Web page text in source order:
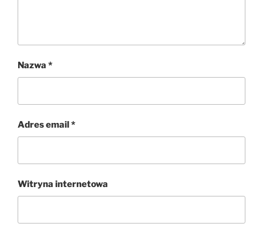
Nazwa *
Adres email *
Witryna internetowa